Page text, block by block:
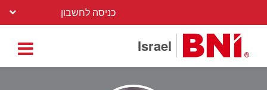
כניסה לחשבון
Israel